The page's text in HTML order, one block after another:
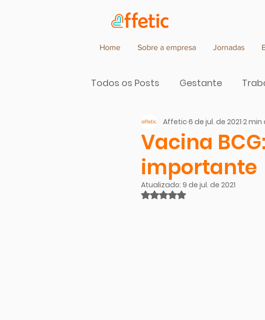
Home Sobre a empresa Jornadas
Todos os Posts Gestante
Parceiros de Cocriação de valor
Vacina
importante
Affetic 6 de jul. de 2021 2 min
Atualizado: 9 de jul. de 2021
Avaliado com NaN de 5